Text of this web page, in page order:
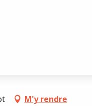
Grangée
M'y rendre